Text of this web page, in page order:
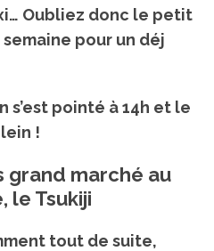
Oubliez donc le petit
pour un déj
s’est pointé à 14h et le
!
grand marché au
le Tsukiji
tout de suite,